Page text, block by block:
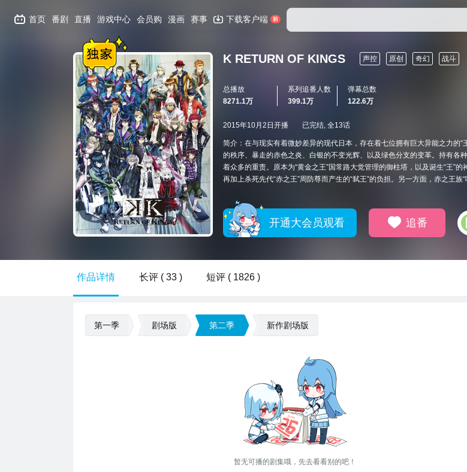
首页 番剧 直播 游戏中心 会员购 漫画 赛事 下载客户端
K RETURN OF KINGS 声控 原创 奇幻 战斗
总播放
8271.1万
系列追番人数
399.1万
弹幕总数
122.6万
2015年10月2日开播 已完结, 全13话
简介：在与现实有着微妙差异的现代日本，存在着七位拥有巨大异能之力的
的秩序、暴走的赤色之炎、白银的不变光辉、以及绿色分支的变革。持有各
着众多的重责。原本为“黄金之王”国常路大觉管理的御柱塔，以及诞生“王
再加上杀死先代“赤之王”周防尊而产生的“弑王”的负担。另一方面，赤之王族
开通大会员观看 追番
作品详情 长评 ( 33 ) 短评 ( 1826 )
第一季 剧场版 第二季 新作剧场版
暂无可播的剧集哦，先去看看别的吧！